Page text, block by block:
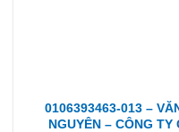
0106393463-013 –
NGUYÊN – CÔNG TY